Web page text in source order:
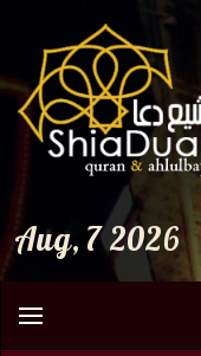
Aug, 7 2026